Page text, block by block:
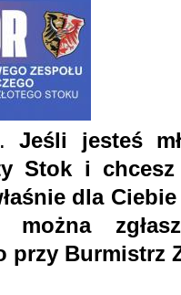
Jeśli jesteś
Stok i
dla
przy Burmistrz